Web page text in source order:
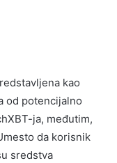
kao
od potencijalno
ja, međutim,
da korisnik
sredstva